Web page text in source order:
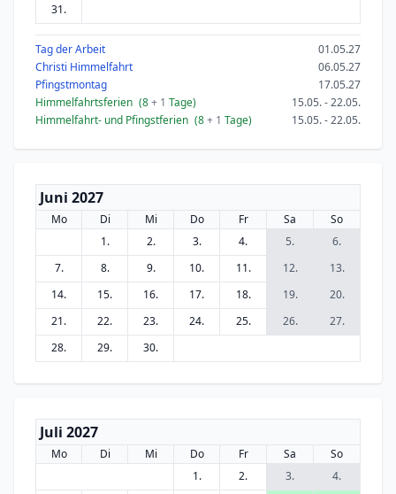
31.
Tag der Arbeit
01.05.27
Christi Himmelfahrt
06.05.27
Pfingstmontag
17.05.27
Himmelfahrtsferien (8+ 1 Tage)
15.05. - 22.05.
Himmelfahrt- und Pfingstferien (8+ 1 Tage) 15.05. - 22.05.
Juni 2027
Mo Di Mi Do Fr Sa
So
1.
2. 3. 4. 5.
6.
7.
8. 9. 10. 11. 12.
13.
14.
15. 16. 17. 18. 19.
20.
21.
22. 23. 24. 25. 26.
27.
28.
29. 30.
Juli 2027
Mo Di Mi Do Fr Sa
So
1.
2. 3.
4.